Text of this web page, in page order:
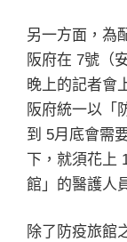
另一方面，為
阪府在 7號（
晚上的記者會
阪府統一以「
到 5月底會需
下，就須花上
館」的醫護人
除了防疫旅館